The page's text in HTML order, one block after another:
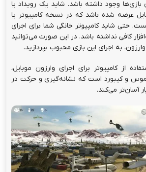
بازی‌ها وجود داشته باشد. شاید یک رویداد یا
عرضه شده باشد که در نسخه کامپیوتر یا
حتی شاید کامپیوتر خانگی شما برای اجرای
کافی نداشته باشد. در این صورت می‌توانید
به اجرای این بازی محبوب بپردازید.
از کامپیوتر برای اجرای وارزون موبایل،
موس و کیبورد است که نشانه‌گیری و حرکت در
آسان‌تر می‌کند.